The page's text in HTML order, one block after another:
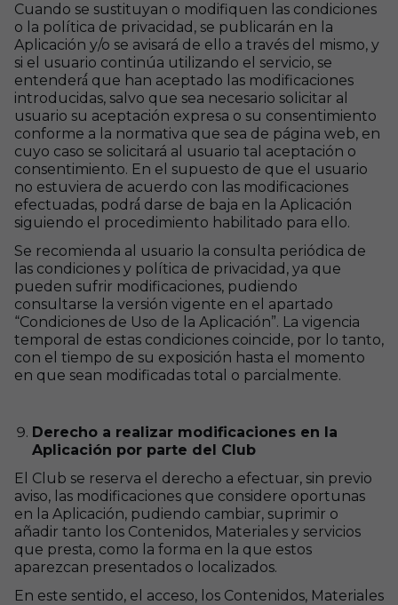
Cuando se sustituyan o modifiquen las condiciones
o la política de privacidad, se publicarán en la
Aplicación y/o se avisará de ello a través del mismo, y
si el usuario continúa utilizando el servicio, se
entenderá́ que han aceptado las modificaciones
introducidas, salvo que sea necesario solicitar al
usuario su aceptación expresa o su consentimiento
conforme a la normativa que sea de página web, en
cuyo caso se solicitará al usuario tal aceptación o
consentimiento. En el supuesto de que el usuario
no estuviera de acuerdo con las modificaciones
efectuadas, podrá́ darse de baja en la Aplicación
siguiendo el procedimiento habilitado para ello.
Se recomienda al usuario la consulta periódica de
las condiciones y política de privacidad, ya que
pueden sufrir modificaciones, pudiendo
consultarse la versión vigente en el apartado
“Condiciones de Uso de la Aplicación”. La vigencia
temporal de estas condiciones coincide, por lo tanto,
con el tiempo de su exposición hasta el momento
en que sean modificadas total o parcialmente.
Derecho a realizar modificaciones en la
Aplicación por parte del Club
El Club se reserva el derecho a efectuar, sin previo
aviso, las modificaciones que considere oportunas
en la Aplicación, pudiendo cambiar, suprimir o
añadir tanto los Contenidos, Materiales y servicios
que presta, como la forma en la que estos
aparezcan presentados o localizados.
En este sentido, el acceso, los Contenidos, Materiales